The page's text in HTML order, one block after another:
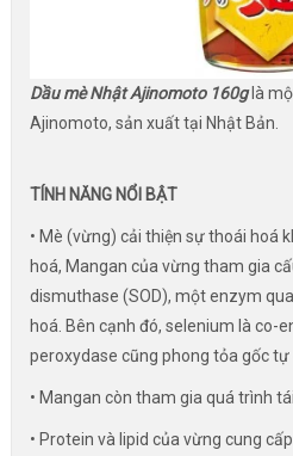
Dầu mè Nhật Ajinomoto 160glà
Ajinomoto, sản xuất tại Nhật Bản.
TÍNH NĂNG NỔI BẬT
• Mè (vừng) cải thiện sự thoái hoá
hoá, Mangan của vừng tham gia
dismuthase (SOD), một enzym
hoá. Bên cạnh đó, selenium là co-
peroxydase cũng phong tỏa gốc tự
• Mangan còn tham gia quá trình
• Protein và lipid của vừng cung